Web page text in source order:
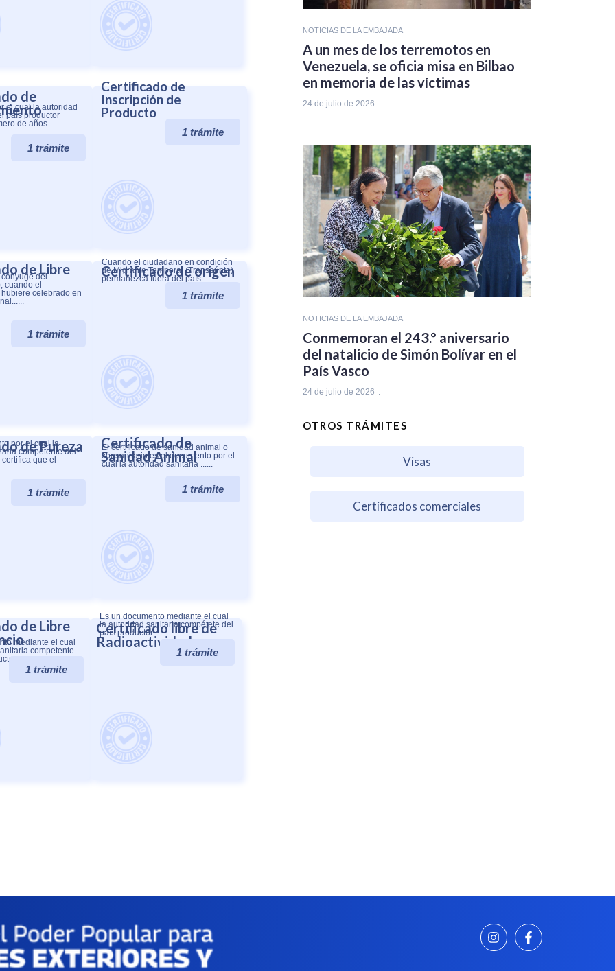
de
el cual la autoridad
país productor
de años...
1 trámite
Certificado de
Inscripción de
Producto
1 trámite
de Libre
del
cuando el
celebrado en
1 trámite
Certificado de origen
Cuando el ciudadano en condición
de Migrante Temporal (Transeúnte)
permanezca fuera del país.....
1 trámite
de Pureza
por el cual la
competente del
que el
1 trámite
Certificado de
Sanidad Animal​
El certificado de sanidad animal o
zoosanitario es el documento por el
cual la autoridad sanitaria ......
1 trámite
de Libre
mediante el cual
competente
1 trámite
Certificado libre de
Radioactividad
Es un documento mediante el cual
la autoridad sanitaria compétete del
país productor...
1 trámite
NOTICIAS DE LA EMBAJADA
A un mes de los terremotos en
Venezuela, se oficia misa en Bilbao
en memoria de las víctimas
24 de julio de 2026
NOTICIAS DE LA EMBAJADA
Conmemoran el 243.º aniversario
del natalicio de Simón Bolívar en el
País Vasco
24 de julio de 2026
OTROS TRÁMITES
Visas
Certificados comerciales